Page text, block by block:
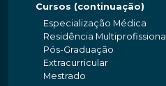
Cursos (continuação)
Especialização Médica
Residência Multiprofissional
Pós-Graduação
Extracurricular
Mestrado